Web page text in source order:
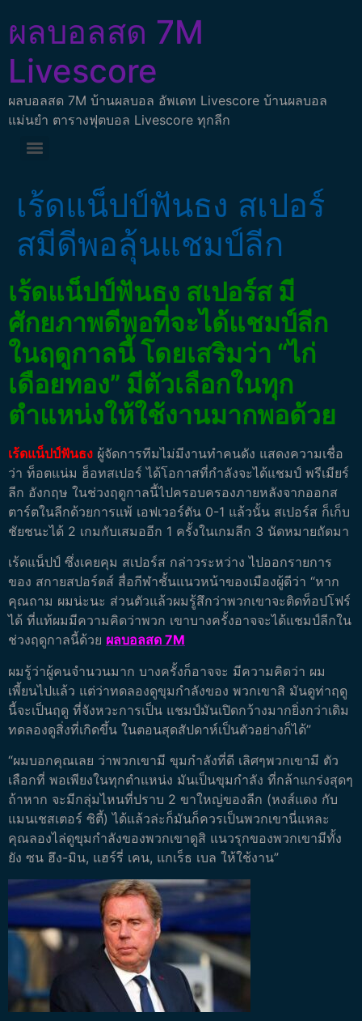
ผลบอลสด 7M
Livescore
ผลบอลสด 7M บ้านผลบอล อัพเดท Livescore บ้านผลบอล
แม่นยำ ตารางฟุตบอล Livescore ทุกลีก
เร้ดแน็ปป์ฟันธง สเปอร์
สมีดีพอลุ้นแชมป์ลีก
เร้ดแน็ปป์ฟันธง สเปอร์ส มี
ศักยภาพดีพอที่จะได้แชมป์ลีก
ในฤดูกาลนี้ โดยเสริมว่า “ไก่
เดือยทอง” มีตัวเลือกในทุก
ตำแหน่งให้ใช้งานมากพอด้วย
เร้ดแน็ปป์ฟันธง ผู้จัดการทีมไม่มีงานทำคนดัง แสดงความเชื่อ
ว่า ท็อตแน่ม ฮ็อทสเปอร์ ได้โอกาสที่กำลังจะได้แชมป์ พรีเมียร์
ลีก อังกฤษ ในช่วงฤดูกาลนี้ไปครอบครองภายหลังจากออกส
ตาร์ตในลีกด้วยการแพ้ เอฟเวอร์ตัน 0-1 แล้วนั้น สเปอร์ส ก็เก็บ
ชัยชนะได้ 2 เกมกับเสมออีก 1 ครั้งในเกมลีก 3 นัดหมายถัดมา
เร้ดแน็ปป์ ซึ่งเคยคุม สเปอร์ส กล่าวระหว่าง ไปออกรายการ
ของ สกายสปอร์ตส์ สื่อกีฬาชั้นแนวหน้าของเมืองผู้ดีว่า “หาก
คุณถาม ผมน่ะนะ ส่วนตัวแล้วผมรู้สึกว่าพวกเขาจะติดท็อปโฟร์
ได้ ที่แท้ผมมีความคิดว่าพวก เขาบางครั้งอาจจะได้แชมป์ลีกใน
ช่วงฤดูกาลนี้ด้วย ผลบอลสด 7M
ผมรู้ว่าผู้คนจำนวนมาก บางครั้งก็อาจจะ มีความคิดว่า ผม
เพี้ยนไปแล้ว แต่ว่าทดลองดูขุมกำลังของ พวกเขาสิ มันดูท่าฤดู
นี้จะเป็นฤดู ที่จังหวะการเป็น แชมป์มันเปิดกว้างมากยิ่งกว่าเดิม
ทดลองดูสิ่งที่เกิดขึ้น ในตอนสุดสัปดาห์เป็นตัวอย่างก็ได้”
“ผมบอกคุณเลย ว่าพวกเขามี ขุมกำลังที่ดี เลิศๆพวกเขามี ตัว
เลือกที่ พอเพียงในทุกตำแหน่ง มันเป็นขุมกำลัง ที่กล้าแกร่งสุดๆ
ถ้าหาก จะมีกลุ่มไหนที่ปราบ 2 ขาใหญ่ของลีก (หงส์แดง กับ
แมนเชสเตอร์ ซิตี้) ได้แล้วล่ะก็มันก็ควรเป็นพวกเขานี่แหละ
คุณลองไล่ดูขุมกำลังของพวกเขาดูสิ แนวรุกของพวกเขามีทั้ง
ยัง ซน ฮึง-มิน, แฮร์รี่ เคน, แกเร็ธ เบล ให้ใช้งาน”